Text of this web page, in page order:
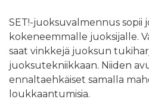
SET!-juoksuvalmennus sopii
kokeneemmalle juoksijalle.
saat vinkkejä juoksun
juoksutekniikkaan. Niiden
ennaltaehkäiset samalla
loukkaantumisia.